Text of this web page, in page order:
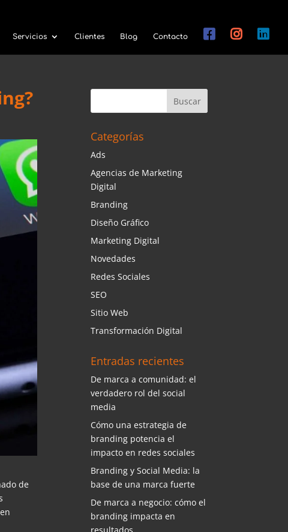
Servicios Clientes Blog Contacto
de
Categorías
Ads
Agencias de Marketing
Digital
Branding
Diseño Gráfico
Marketing Digital
Novedades
Redes Sociales
SEO
Sitio Web
Transformación Digital
Entradas recientes
De marca a comunidad: el
verdadero rol del social
media
Cómo una estrategia de
branding potencia el
impacto en redes sociales
Branding y Social Media: la
base de una marca fuerte
De marca a negocio: cómo el
branding impacta en